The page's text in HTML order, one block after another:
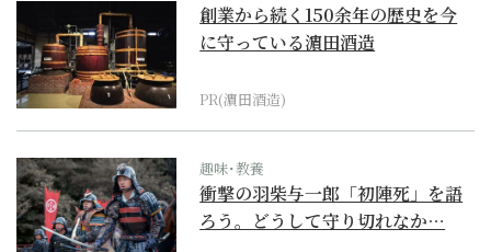
創業から続く150余年の歴史を今
に守っている濵田酒造
PR(濵田酒造)
趣味･教養
衝撃の羽柴与一郎「初陣死」を語
ろう。どうして守り切れなか…